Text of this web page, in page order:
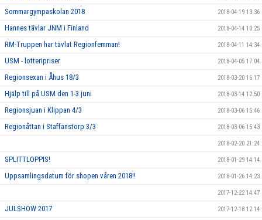
Sommargympaskolan 2018 2018-04-19 13:36
Hannes tävlar JNM i Finland 2018-04-14 10:25
RM-Truppen har tävlat Regionfemman! 2018-04-11 14:34
USM - lotteripriser 2018-04-05 17:04
Regionsexan i Åhus 18/3 2018-03-20 16:17
Hjälp till på USM den 1-3 juni 2018-03-14 12:50
Regionsjuan i Klippan 4/3 2018-03-06 15:46
Regionåttan i Staffanstorp 3/3 2018-03-06 15:43
2018-02-20 21:24
SPLITTLOPPIS! 2018-01-29 14:14
Uppsamlingsdatum för shopen våren 2018!! 2018-01-26 14:23
2017-12-22 14:47
JULSHOW 2017 2017-12-18 12:14